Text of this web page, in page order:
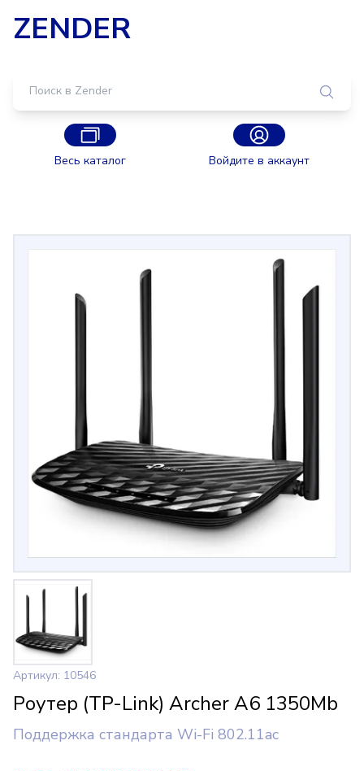
ZENDER
Весь каталог Войдите в аккаунт
Артикул: 10546
Роутер (TP-Link) Archer A6 1350Mb
Поддержка стандарта Wi-Fi 802.11ac